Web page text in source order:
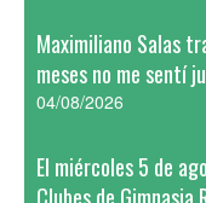
Maximiliano Salas
meses no me sentí
04/08/2026
El miércoles 5 de